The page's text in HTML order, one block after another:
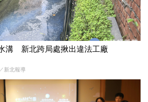
溝 新北跨局處揪出違法工廠
新北報導